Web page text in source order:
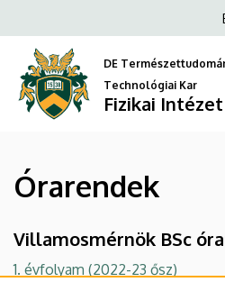
Fizikai
Intézet
a
tartalomra
DE
Technológiai Kar
Fizikai Intézet
Órarendek
Villamosmérnök BSc
1. évfolyam (2022-23 ősz)